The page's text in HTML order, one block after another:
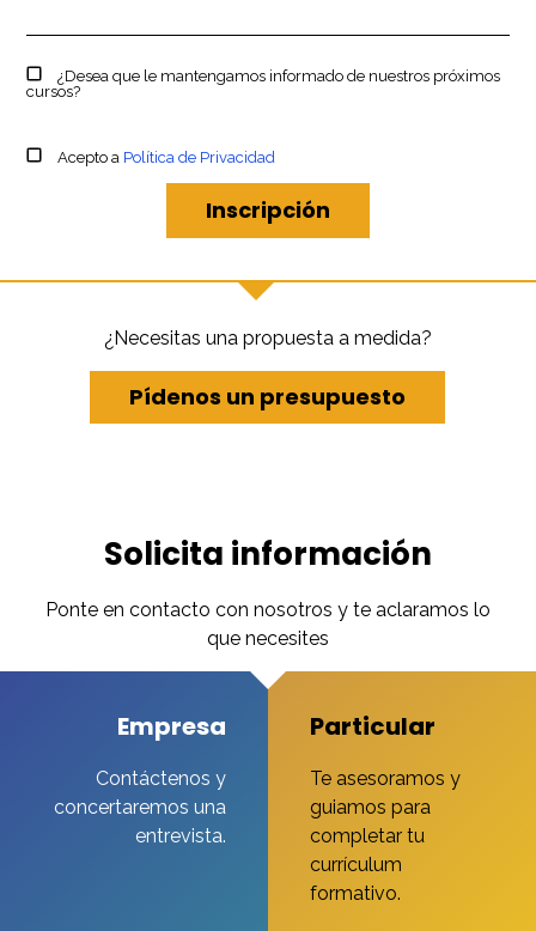
¿Desea que le mantengamos informado de nuestros próximos
cursos?
Acepto a Política de Privacidad
¿Necesitas una propuesta a medida?
Pídenos un presupuesto
Solicita información
Ponte en contacto con nosotros y te aclaramos lo
que necesites
Empresa
Contáctenos y
concertaremos una
entrevista.
Particular
Te asesoramos y
guiamos para
completar tu
currículum
formativo.